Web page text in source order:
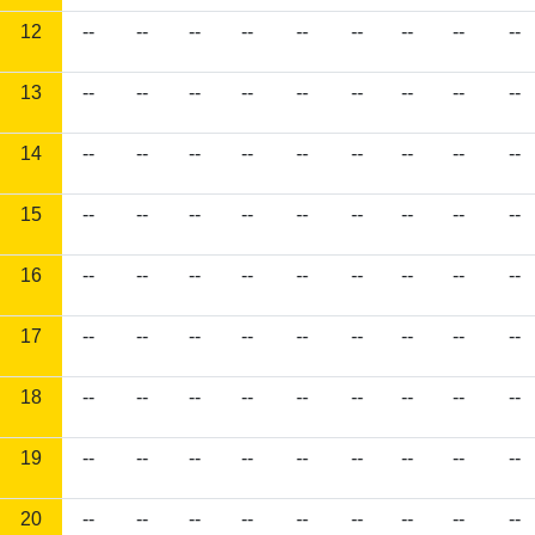
12 -- -- -- -- -- -- -- -- --
13 -- -- -- -- -- -- -- -- --
14 -- -- -- -- -- -- -- -- --
15 -- -- -- -- -- -- -- -- --
16 -- -- -- -- -- -- -- -- --
17 -- -- -- -- -- -- -- -- --
18 -- -- -- -- -- -- -- -- --
19 -- -- -- -- -- -- -- -- --
20 -- -- -- -- -- -- -- -- --